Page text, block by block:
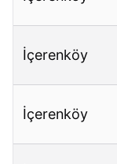
İçerenköy
İçerenköy